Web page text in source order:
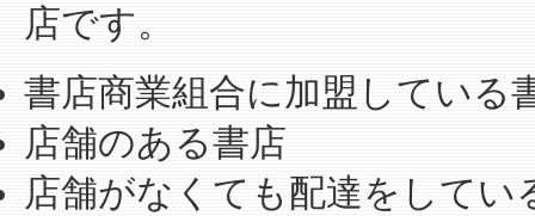
店です。
書店商業組合に加盟している
店舗のある書店
店舗がなくても配達をしてい